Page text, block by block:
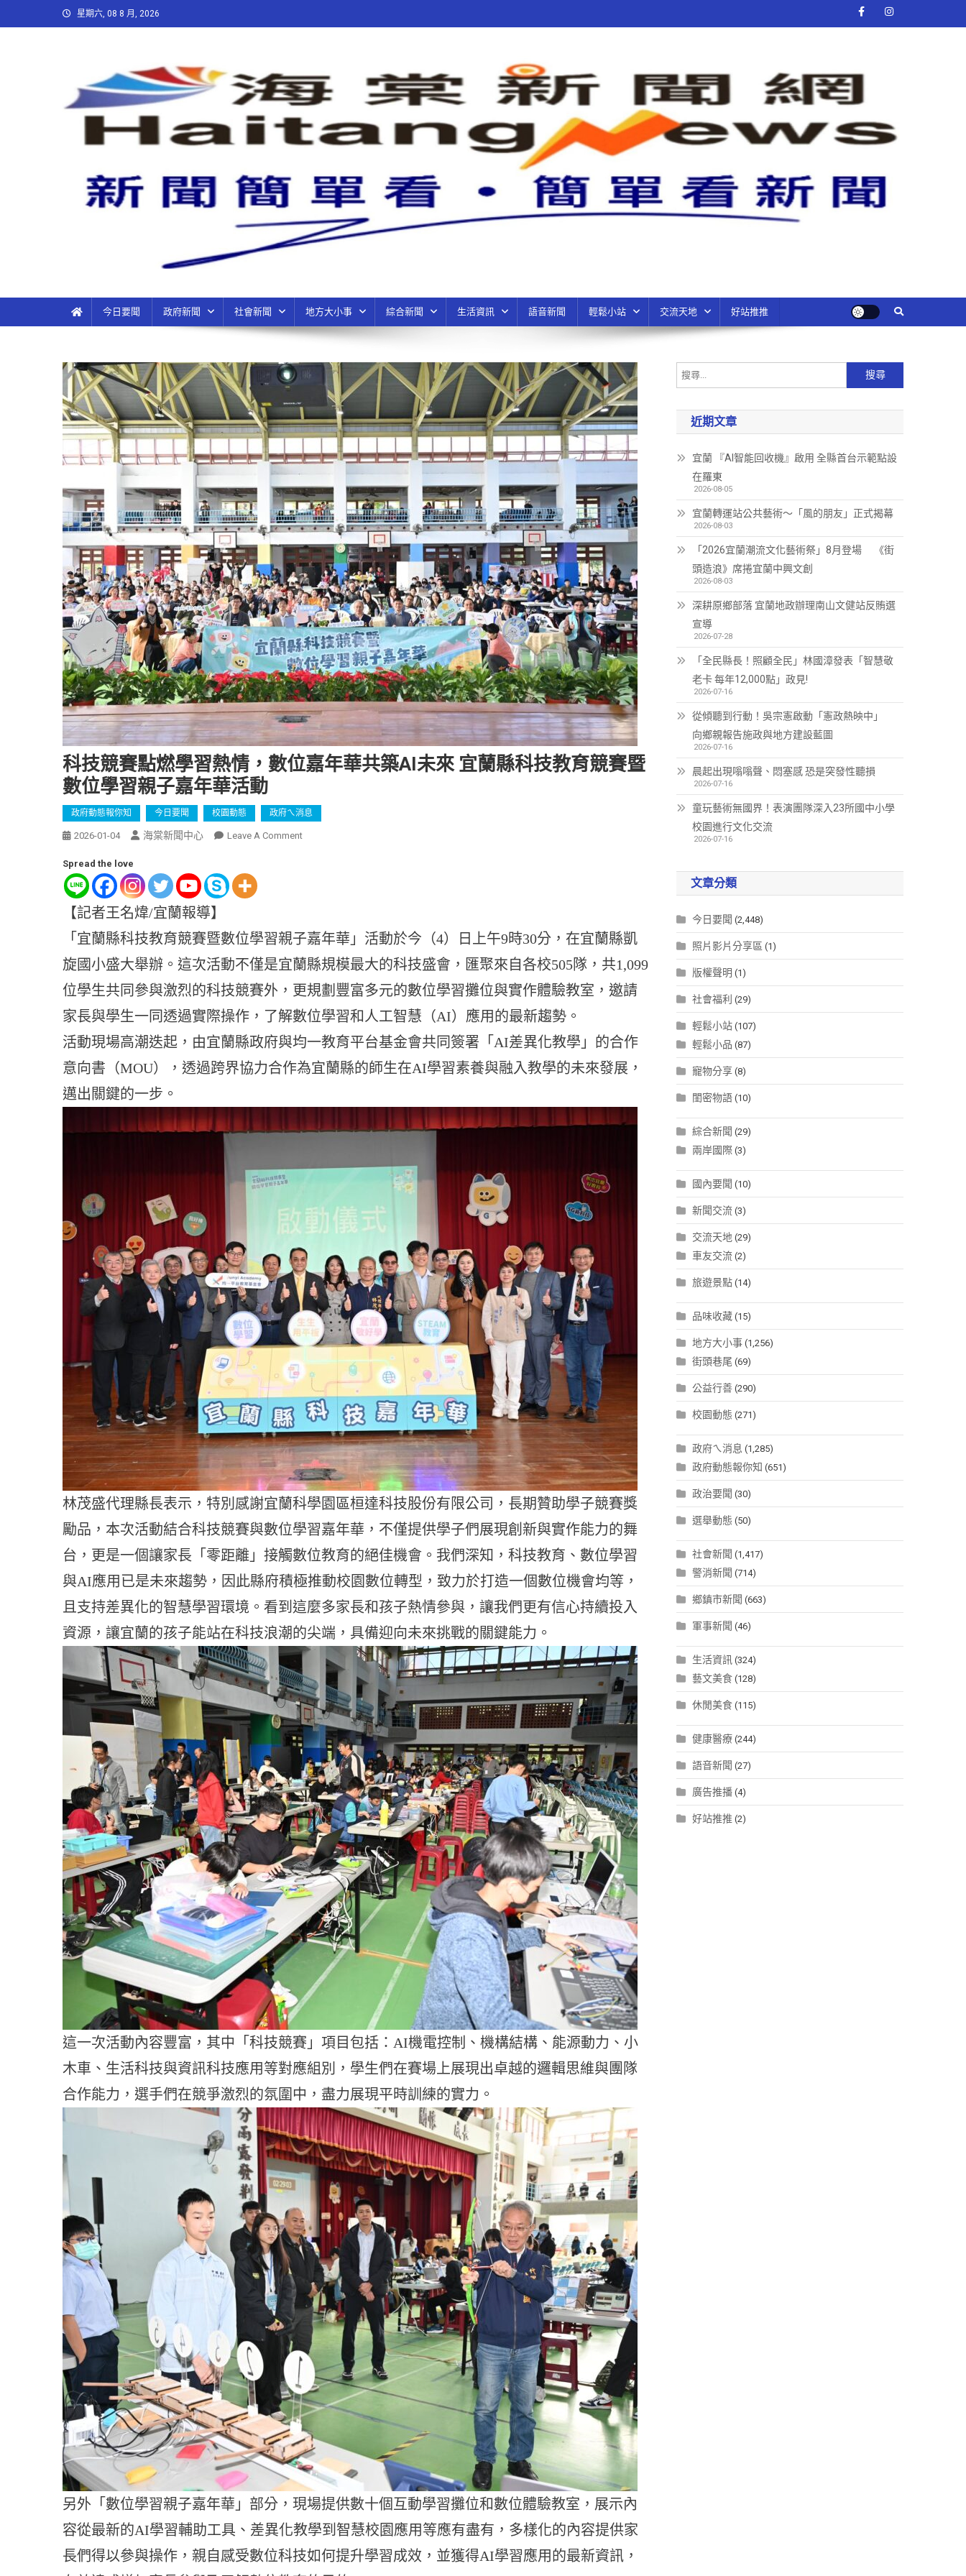
星期六, 08 8 月, 2026
今日要聞 政府新聞 社會新聞 地方大小事 綜合新聞 生活資訊 語音新聞 輕鬆小站 交流天地 好站推推
科技競賽點燃學習熱情，數位嘉年華共築AI未來 宜蘭縣科技教育競賽暨
數位學習親子嘉年華活動
政府動態報你知 今日要聞 校園動態 政府ㄟ消息
2026-01-04 海棠新聞中心 Leave A Comment
Spread the love
【記者王名煒/宜蘭報導】
「宜蘭縣科技教育競賽暨數位學習親子嘉年華」活動於今（4）日上午9時30分，在宜蘭縣凱
旋國小盛大舉辦。這次活動不僅是宜蘭縣規模最大的科技盛會，匯聚來自各校505隊，共1,099
位學生共同參與激烈的科技競賽外，更規劃豐富多元的數位學習攤位與實作體驗教室，邀請
家長與學生一同透過實際操作，了解數位學習和人工智慧（AI）應用的最新趨勢。
活動現場高潮迭起，由宜蘭縣政府與均一教育平台基金會共同簽署「AI差異化教學」的合作
意向書（MOU），透過跨界協力合作為宜蘭縣的師生在AI學習素養與融入教學的未來發展，
邁出關鍵的一步。
林茂盛代理縣長表示，特別感謝宜蘭科學園區桓達科技股份有限公司，長期贊助學子競賽獎
勵品，本次活動結合科技競賽與數位學習嘉年華，不僅提供學子們展現創新與實作能力的舞
台，更是一個讓家長「零距離」接觸數位教育的絕佳機會。我們深知，科技教育、數位學習
與AI應用已是未來趨勢，因此縣府積極推動校園數位轉型，致力於打造一個數位機會均等，
且支持差異化的智慧學習環境。看到這麼多家長和孩子熱情參與，讓我們更有信心持續投入
資源，讓宜蘭的孩子能站在科技浪潮的尖端，具備迎向未來挑戰的關鍵能力。
這一次活動內容豐富，其中「科技競賽」項目包括：AI機電控制、機構結構、能源動力、小
木車、生活科技與資訊科技應用等對應組別，學生們在賽場上展現出卓越的邏輯思維與團隊
合作能力，選手們在競爭激烈的氛圍中，盡力展現平時訓練的實力。
另外「數位學習親子嘉年華」部分，現場提供數十個互動學習攤位和數位體驗教室，展示內
容從最新的AI學習輔助工具、差異化教學到智慧校園應用等應有盡有，多樣化的內容提供家
長們得以參與操作，親自感受數位科技如何提升學習成效，並獲得AI學習應用的最新資訊，
近期文章
宜蘭 『AI智能回收機』啟用 全縣首台示範點設
在羅東
2026-08-05
宜蘭轉運站公共藝術～「風的朋友」正式揭幕
2026-08-03
「2026宜蘭潮流文化藝術祭」8月登場 《街
頭造浪》席捲宜蘭中興文創
2026-08-03
深耕原鄉部落 宜蘭地政辦理南山文健站反賄選
宣導
2026-07-28
「全民縣長！照顧全民」林國漳發表「智慧敬
老卡 每年12,000點」政見!
2026-07-16
從傾聽到行動！吳宗憲啟動「憲政熱映中」
向鄉親報告施政與地方建設藍圖
2026-07-16
晨起出現嗡嗡聲、悶塞感 恐是突發性聽損
2026-07-16
童玩藝術無國界！表演團隊深入23所國中小學
校園進行文化交流
2026-07-16
文章分類
今日要聞 (2,448)
照片影片分享區 (1)
版權聲明 (1)
社會福利 (29)
輕鬆小站 (107)
輕鬆小品 (87)
寵物分享 (8)
閨密物語 (10)
綜合新聞 (29)
兩岸國際 (3)
國內要聞 (10)
新聞交流 (3)
交流天地 (29)
車友交流 (2)
旅遊景點 (14)
品味收藏 (15)
地方大小事 (1,256)
街頭巷尾 (69)
公益行善 (290)
校園動態 (271)
政府ㄟ消息 (1,285)
政府動態報你知 (651)
政治要聞 (30)
選舉動態 (50)
社會新聞 (1,417)
警消新聞 (714)
鄉鎮市新聞 (663)
軍事新聞 (46)
生活資訊 (324)
藝文美食 (128)
休閒美食 (115)
健康醫療 (244)
語音新聞 (27)
廣告推播 (4)
好站推推 (2)